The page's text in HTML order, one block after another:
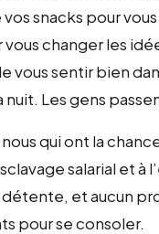
snacks pour
changer les
vous sentir bien
Les gens
qui ont la
salarial et
et aucun
pour se consoler.